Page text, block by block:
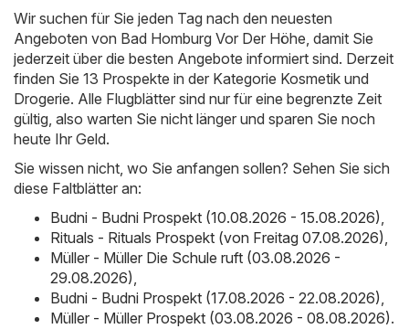
Wir suchen für Sie jeden Tag nach den neuesten
Angeboten von Bad Homburg Vor Der Höhe, damit Sie
jederzeit über die besten Angebote informiert sind. Derzeit
finden Sie 13 Prospekte in der Kategorie Kosmetik und
Drogerie. Alle Flugblätter sind nur für eine begrenzte Zeit
gültig, also warten Sie nicht länger und sparen Sie noch
heute Ihr Geld.
Sie wissen nicht, wo Sie anfangen sollen? Sehen Sie sich
diese Faltblätter an:
Budni - Budni Prospekt (10.08.2026 - 15.08.2026),
Rituals - Rituals Prospekt (von Freitag 07.08.2026),
Müller - Müller Die Schule ruft (03.08.2026 -
29.08.2026),
Budni - Budni Prospekt (17.08.2026 - 22.08.2026),
Müller - Müller Prospekt (03.08.2026 - 08.08.2026).